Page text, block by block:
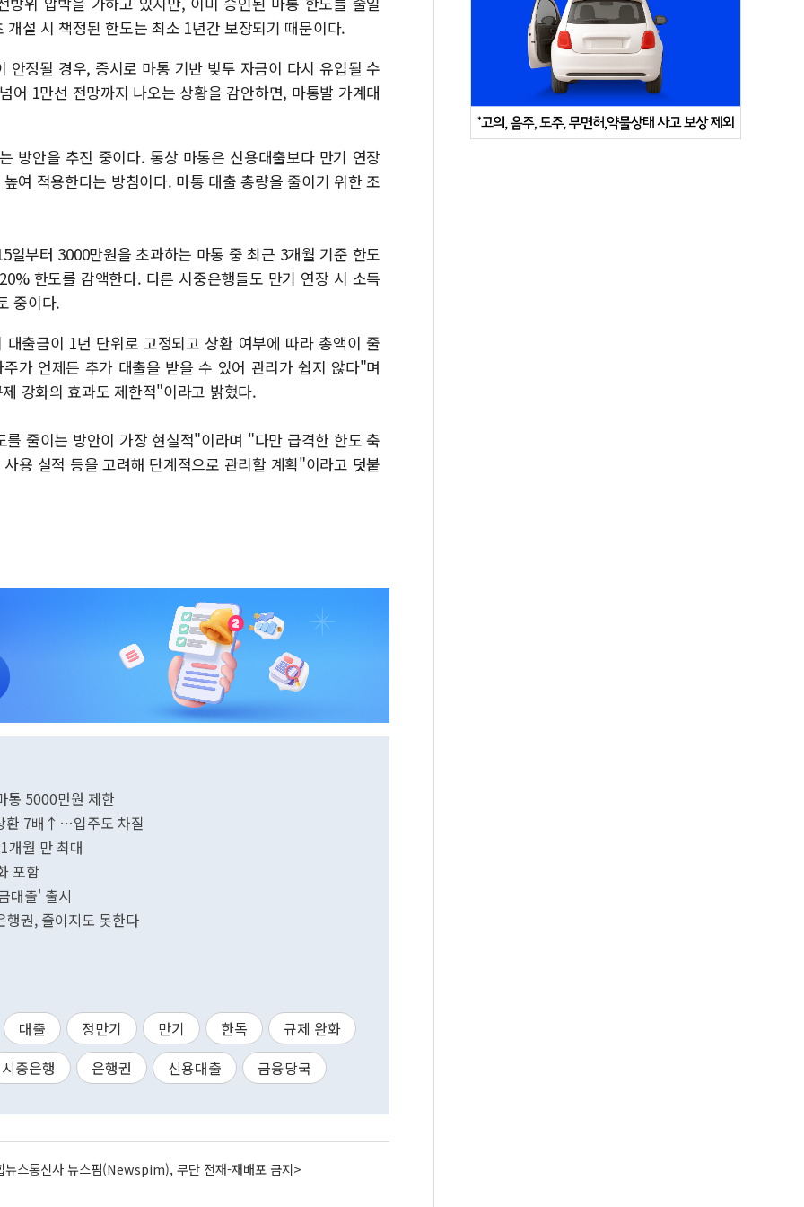
설 시 책정된 한도는 최소 1년간 보장되기 때문이다.
안정될 경우, 증시로 마통 기반 빚투 자금이 다시 유입될 수
어 1만선 전망까지 나오는 상황을 감안하면, 마통발 가계대
방안을 추진 중이다. 통상 마통은 신용대출보다 만기 연장
여 적용한다는 방침이다. 마통 대출 총량을 줄이기 위한 조
일부터 3000만원을 초과하는 마통 중 최근 3개월 기준 한도
한도를 감액한다. 다른 시중은행들도 만기 연장 시 소득
중이다.
출금이 1년 단위로 고정되고 상환 여부에 따라 총액이 줄
가 언제든 추가 대출을 받을 수 있어 관리가 쉽지 않다"며
강화의 효과도 제한적"이라고 밝혔다.
줄이는 방안이 가장 현실적"이라며 "다만 급격한 한도 축
용 실적 등을 고려해 단계적으로 관리할 계획"이라고 덧붙
통 5000만원 제한
환 7배↑…입주도 차질
월 만 최대
포함
대출' 출시
행권, 줄이지도 못한다
대출 정만기 만기 한독
규제 완화
시중은행
은행권 신용대출 금융당국
뉴스통신사 뉴스핌(Newspim), 무단 전재-재배포 금지>